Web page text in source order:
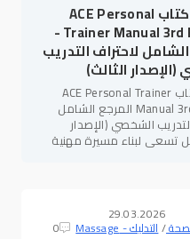
تحميل كتاب ACE Personal
Trainer Manual 3rd Edition -
لاحتراف التدريب
الثالث)
تحميل كتاب ACE Personal Trainer
Manual 3rd Edition المرجع الشامل
الشخصي (الإصدار
تسعى لبناء مسيرة مهنية
29.03.2026
/التدليك - Massage 0